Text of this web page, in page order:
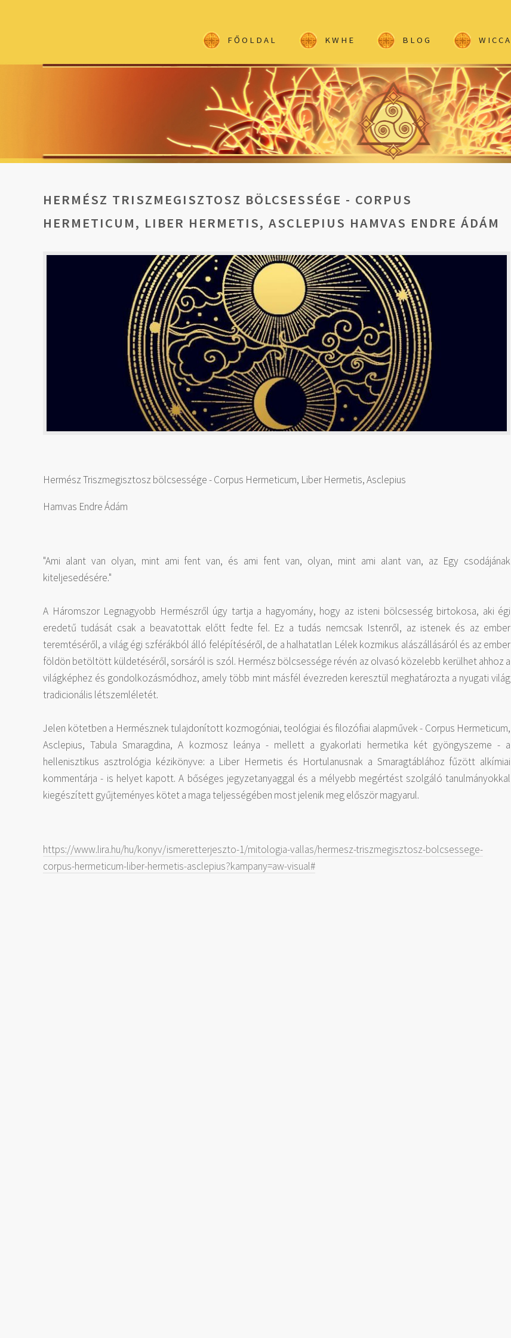
FŐOLDAL KWHE BLOG WICCA
HERMÉSZ TRISZMEGISZTOSZ BÖLCSESSÉGE - CORPUS
HERMETICUM, LIBER HERMETIS, ASCLEPIUS HAMVAS ENDRE ÁDÁM
Hermész Triszmegisztosz bölcsessége - Corpus Hermeticum, Liber Hermetis, Asclepius
Hamvas Endre Ádám
"Ami alant van olyan, mint ami fent van, és ami fent van, olyan, mint ami alant van, az Egy csodájának
kiteljesedésére."
A Háromszor Legnagyobb Hermészről úgy tartja a hagyomány, hogy az isteni bölcsesség birtokosa, aki égi
eredetű tudását csak a beavatottak előtt fedte fel. Ez a tudás nemcsak Istenről, az istenek és az ember
teremtéséről, a világ égi szférákból álló felépítéséről, de a halhatatlan Lélek kozmikus alászállásáról és az ember
földön betöltött küldetéséről, sorsáról is szól. Hermész bölcsessége révén az olvasó közelebb kerülhet ahhoz a
világképhez és gondolkozásmódhoz, amely több mint másfél évezreden keresztül meghatározta a nyugati világ
tradicionális létszemléletét.
Jelen kötetben a Hermésznek tulajdonított kozmogóniai, teológiai és filozófiai alapművek - Corpus Hermeticum,
Asclepius, Tabula Smaragdina, A kozmosz leánya - mellett a gyakorlati hermetika két gyöngyszeme - a
hellenisztikus asztrológia kézikönyve: a Liber Hermetis és Hortulanusnak a Smaragtáblához fűzött alkímiai
kommentárja - is helyet kapott. A bőséges jegyzetanyaggal és a mélyebb megértést szolgáló tanulmányokkal
kiegészített gyűjteményes kötet a maga teljességében most jelenik meg először magyarul.
https://www.lira.hu/hu/konyv/ismeretterjeszto-1/mitologia-vallas/hermesz-triszmegisztosz-bolcsessege-
corpus-hermeticum-liber-hermetis-asclepius?kampany=aw-visual#